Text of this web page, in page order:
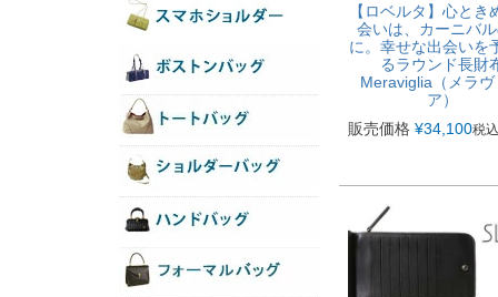
【ロベルタ】心とき
会いは、カーニバ
に。幸せな出会いを
るラウンド長財
Meraviglia（メラヴ
ア）
販売価格 ¥34,100税込